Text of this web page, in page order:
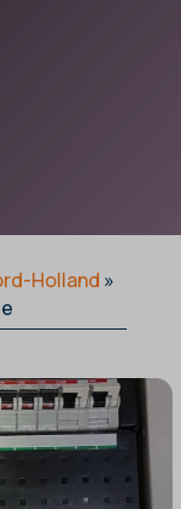
Holland »